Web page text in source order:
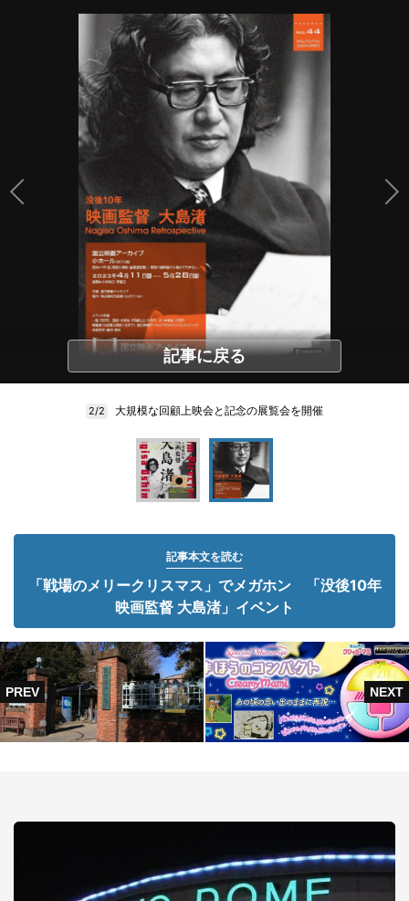
記事に戻る
2/2 大規模な回顧上映会と記念の展覧会を開催
記事本文を読む
「戦場のメリークリスマス」でメガホン 「没後10年
映画監督 大島渚」イベント